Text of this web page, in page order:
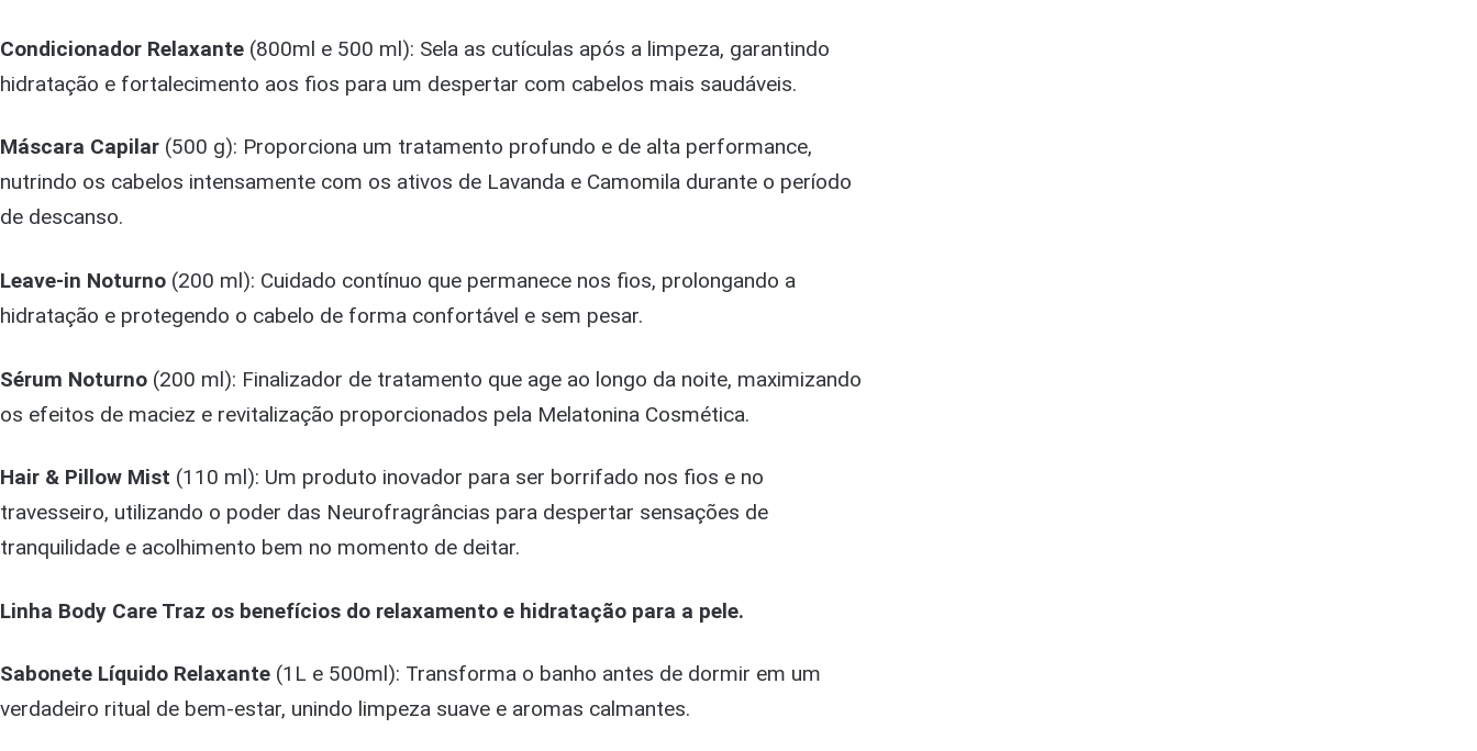
Condicionador Relaxante (800ml e 500 ml): Sela as cutículas após a limpeza, garantindo
hidratação e fortalecimento aos fios para um despertar com cabelos mais saudáveis.
Máscara Capilar (500 g): Proporciona um tratamento profundo e de alta performance,
nutrindo os cabelos intensamente com os ativos de Lavanda e Camomila durante o período
de descanso.
Leave-in Noturno (200 ml): Cuidado contínuo que permanece nos fios, prolongando a
hidratação e protegendo o cabelo de forma confortável e sem pesar.
Sérum Noturno (200 ml): Finalizador de tratamento que age ao longo da noite, maximizando
os efeitos de maciez e revitalização proporcionados pela Melatonina Cosmética.
Hair & Pillow Mist (110 ml): Um produto inovador para ser borrifado nos fios e no
travesseiro, utilizando o poder das Neurofragrâncias para despertar sensações de
tranquilidade e acolhimento bem no momento de deitar.
Linha Body Care Traz os benefícios do relaxamento e hidratação para a pele.
Sabonete Líquido Relaxante (1L e 500ml): Transforma o banho antes de dormir em um
verdadeiro ritual de bem-estar, unindo limpeza suave e aromas calmantes.